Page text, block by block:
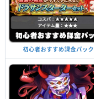
初心者おすすめ課金パック